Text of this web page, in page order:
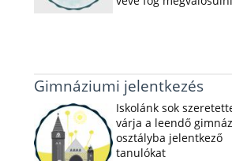
Gimnáziumi jelentkezés
Iskolánk sok
várja a leendő
osztályba jelentkező
tanulókat